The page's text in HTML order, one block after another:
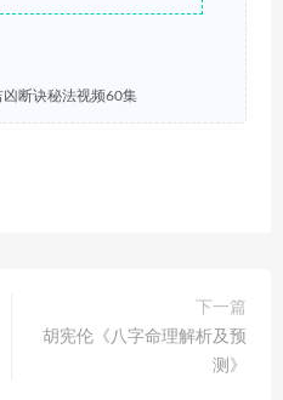
断诀秘法视频60集
下一篇
胡宪伦《八字命理解析及预
测》